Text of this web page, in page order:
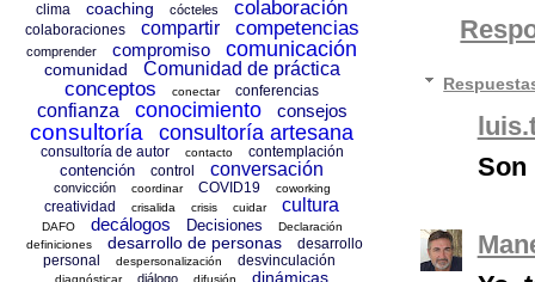
Son
clima coaching cócteles colaboración
colaboraciones compartir competencias
comprender compromiso comunicación
comunidad Comunidad de práctica
conceptos conectar conferencias
confianza conocimiento consejos
consultoría consultoría artesana
consultoría de autor contacto contemplación
contención control conversación
convicción coordinar COVID19 coworking
creatividad crisalida crisis cuidar cultura
DAFO decálogos Decisiones
Declaración
definiciones
desarrollo de personas
desarrollo
personal
despersonalización desvinculación
diagnósticar diálogo difusión dinámicas